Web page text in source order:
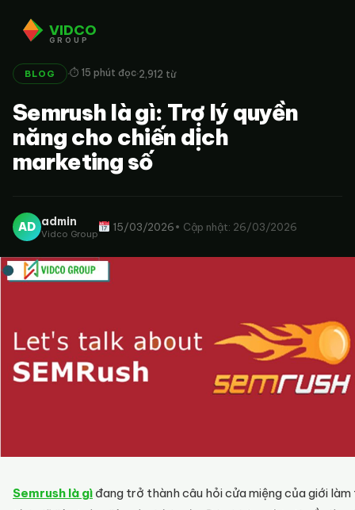
VIDCO
GROUP
BLOG ·⏱ 15 phút đọc·2,912 từ
Semrush là gì: Trợ lý quyền
năng cho chiến dịch
marketing số
AD admin
Vidco Group
15/03/2026• Cập nhật: 26/03/2026
Semrush là gì đang trở thành câu hỏi cửa miệng của giới